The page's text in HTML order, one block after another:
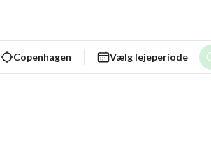
Copenhagen Vælg lejeperiode